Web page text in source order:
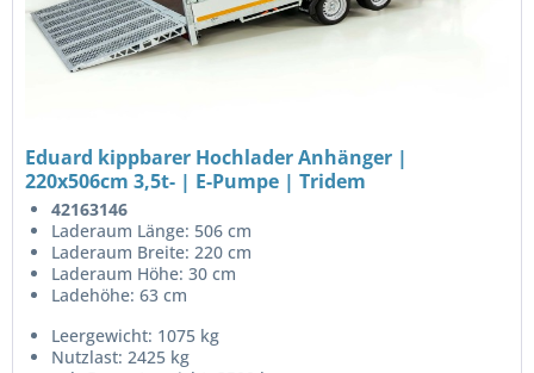
Eduard kippbarer Hochlader Anhänger |
220x506cm 3,5t- | E-Pumpe | Tridem
42163146
Laderaum Länge: 506 cm
Laderaum Breite: 220 cm
Laderaum Höhe: 30 cm
Ladehöhe: 63 cm
Leergewicht: 1075 kg
Nutzlast: 2425 kg